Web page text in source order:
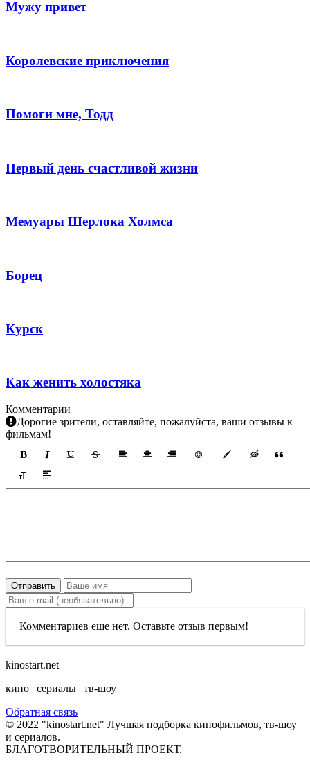
Мужу привет
Королевские приключения
Помоги мне, Тодд
Первый день счастливой жизни
Мемуары Шерлока Холмса
Борец
Курск
Как женить холостяка
Комментарии
Дорогие зрители, оставляйте, пожалуйста, ваши отзывы к
фильмам!
Отправить
Комментариев еще нет. Оставьте отзыв первым!
kinostart.net
кино | сериалы | тв-шоу
Обратная связь
© 2022 "kinostart.net" Лучшая подборка кинофильмов, тв-шоу
и сериалов.
БЛАГОТВОРИТЕЛЬНЫЙ ПРОЕКТ.